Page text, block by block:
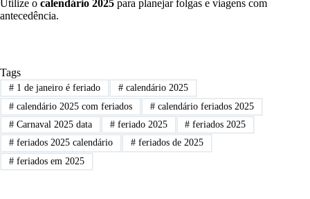
Utilize o calendário 2025 para planejar folgas e viagens com
antecedência.
Tags
#1 de janeiro é feriado #calendário 2025
#calendário 2025 com feriados #calendário feriados 2025
#Carnaval 2025 data #feriado 2025 # feriados 2025
#feriados 2025 calendário #feriados de 2025
#feriados em 2025